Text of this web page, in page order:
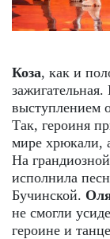
Коза, как и
выступлением
Так, героиня
мире хрюкали,
На
исполнила
Бучинской.
не смогли
героине и